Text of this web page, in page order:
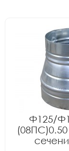
Ф125/